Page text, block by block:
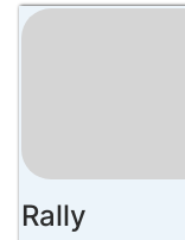
Rally